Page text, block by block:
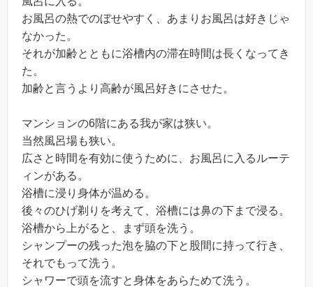
お風呂の熱でのぼせやすく、あまりお風呂は好きじゃ
なかった。
それが加齢とともに浴槽内の滞在時間は長くなってき
た。
加齢と言うより高齢が風呂好きにさせた。
マンションの6階にある我が家は狭い。
当然風呂場も狭い。
広さと時間を有効に使うために、お風呂に入るルーテ
ィンがある。
浴槽に浸り身体が温める。
後々のひげ剃りを考えて、浴槽には鼻の下まで浸る。
浴槽から上がると、まず頭を洗う。
シャンプーの残った泡を脇の下と股間に持って行き、
それでもって洗う。
シャワーで頭を流すと身体をあらためて洗う。